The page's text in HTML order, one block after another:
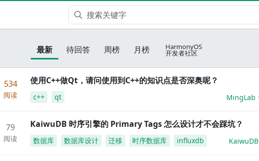
最新 待回答 周榜 月榜 HarmonyOS
开发者社区
534
阅读
使用C++做Qt，请问使用到C++的知识点是否深奥呢？
c++ qt MingLab
79
阅读
KaiwuDB 时序引擎的 Primary Tags 怎么设计才不会踩坑？
数据库 数据库设计 迁移 时序数据库 influxdb KaiwuDB